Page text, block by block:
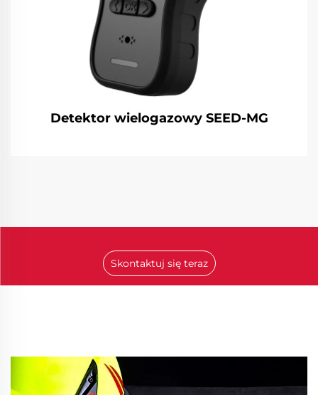
Detektor wielogazowy SEED-MG
Skontaktuj się teraz